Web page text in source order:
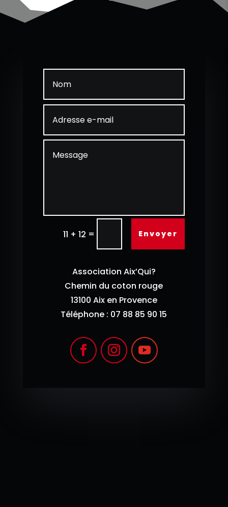
11 + 12 = Envoyer
Association Aix’Qui?
Chemin du coton rouge
13100 Aix en Provence
Téléphone : 07 88 85 90 15